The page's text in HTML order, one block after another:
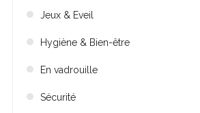
Jeux & Eveil
Hygiène & Bien-être
En vadrouille
Sécurité